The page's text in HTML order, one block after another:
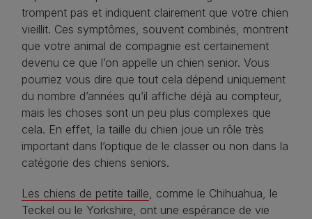
trompent pas et indiquent clairement que votre chien
vieillit. Ces symptômes, souvent combinés, montrent
que votre animal de compagnie est certainement
devenu ce que l’on appelle un chien senior. Vous
pourriez vous dire que tout cela dépend uniquement
du nombre d’années qu’il affiche déjà au compteur,
mais les choses sont un peu plus complexes que
cela. En effet, la taille du chien joue un rôle très
important dans l’optique de le classer ou non dans la
catégorie des chiens seniors.
Les chiens de petite taille, comme le Chihuahua, le
Teckel ou le Yorkshire, ont une espérance de vie